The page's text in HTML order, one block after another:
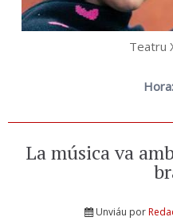
Teatru
Hora:
La música va
Unviáu por